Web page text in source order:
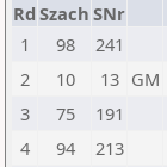
Rd Szach SNr
1
98 241
2
10 13 GM
3
75 191
4
94 213